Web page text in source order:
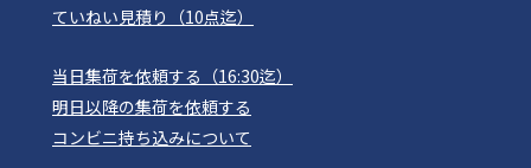
ていねい見積り（10点迄）
当日集荷を依頼する（16:30迄）
明日以降の集荷を依頼する
コンビニ持ち込みについて